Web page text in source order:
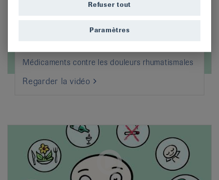
Médicaments contre les douleurs rhumatismales
Regarder la vidéo
Refuser tout
Paramètres